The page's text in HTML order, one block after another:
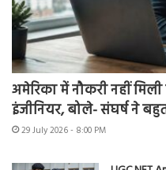
अमेरिका में नौकरी नहीं
इंजीनियर, बोले- संघर्ष ने
29 July 2026 - 8:00 PM